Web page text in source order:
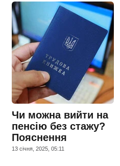
Чи можна вийти на
пенсію без стажу?
Пояснення
13 сiчня, 2025, 05:11